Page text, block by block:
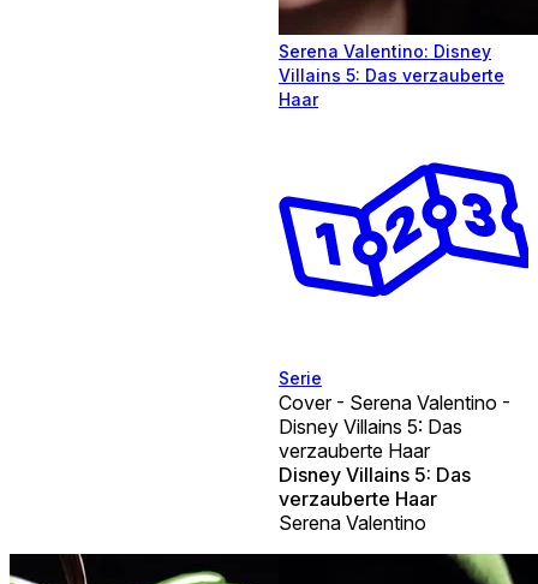
Serena Valentino: Disney
Villains 5: Das verzauberte
Haar
Serie
Cover - Serena Valentino -
Disney Villains 5: Das
verzauberte Haar
Disney Villains 5: Das
verzauberte Haar
Serena Valentino